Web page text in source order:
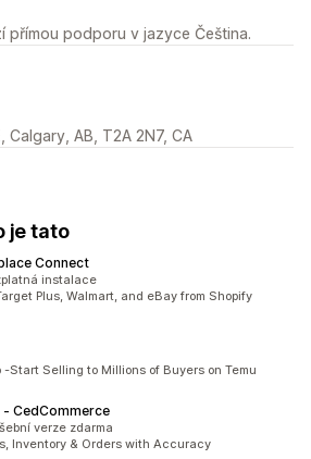
přímou podporu v jazyce Čeština.
Calgary, AB, T2A 2N7, CA
je tato
Connect
1939
instalace
Plus, Walmart, and eBay from Shopify
11
-Start Selling to Millions of Buyers on Temu
CedCommerce
1186
verze zdarma
Inventory & Orders with Accuracy